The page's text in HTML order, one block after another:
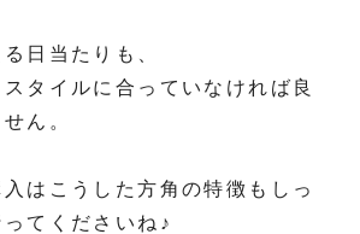
日当たりも、
タイルに合っていなければ良
ん。
はこうした方角の特徴もしっ
てくださいね♪